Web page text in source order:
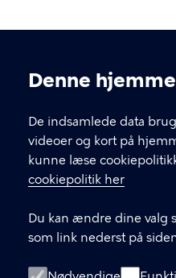
Denne
De indsamlede data
videoer og kort på
kunne læse
cookiepolitik her
Du kan ændre dine valg
som link nederst på